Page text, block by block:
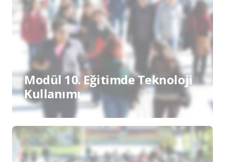
Modül 10. Eğitimde Teknoloji
Kullanımı